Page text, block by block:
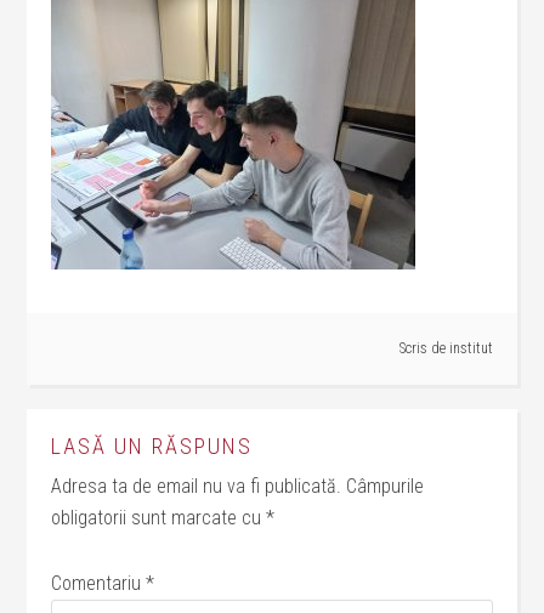
Scris de institut
LASĂ UN RĂSPUNS
Adresa ta de email nu va fi publicată. Câmpurile
obligatorii sunt marcate cu*
Comentariu*